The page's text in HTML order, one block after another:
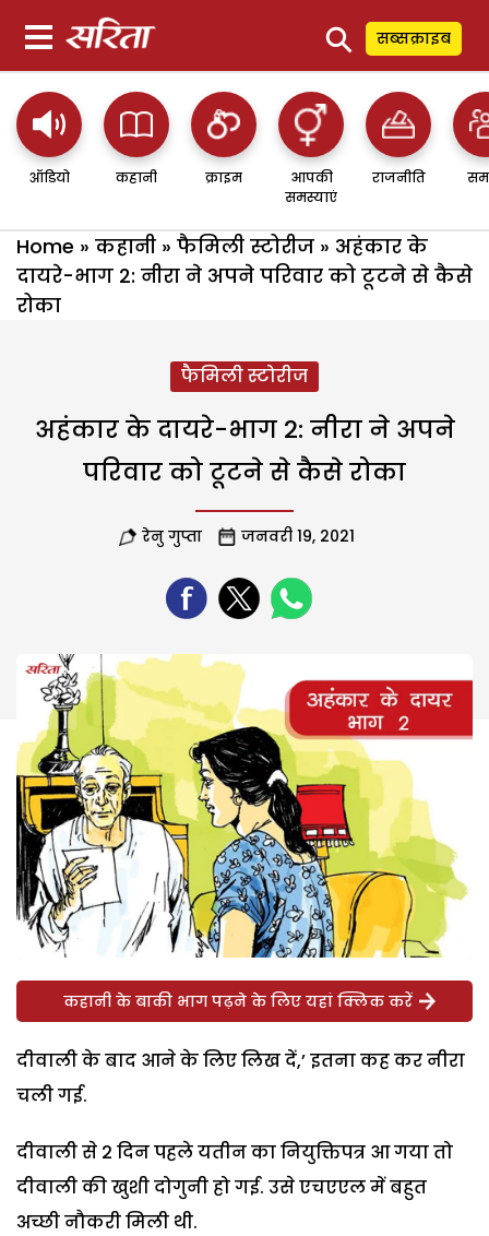
⚲ सब्सक्राइब
ऑडियो कहानी क्राइम
आपकी
समस्याएं
राजनीति
Home » कहानी » फैमिली स्टोरीज » अहंकार के
दायरे-भाग 2: नीरा ने अपने परिवार को टूटने से कैसे
रोका
फैमिली स्टोरीज
अहंकार के दायरे-भाग 2: नीरा ने अपने
परिवार को टूटने से कैसे रोका
रेनु गुप्ता जनवरी 19, 2021
कहानी के बाकी भाग पढ़ने के लिए यहां क्लिक करें
दीवाली के बाद आने के लिए लिख दें,’ इतना कह कर नीरा
चली गई.
दीवाली से 2 दिन पहले यतीन का नियुक्तिपत्र आ गया तो
दीवाली की खुशी दोगुनी हो गई. उसे एचएएल में बहुत
अच्छी नौकरी मिली थी.